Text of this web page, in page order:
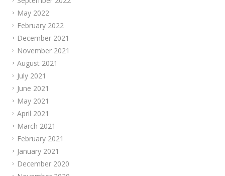
May 2022
February 2022
December 2021
November 2021
August 2021
July 2021
June 2021
May 2021
April 2021
March 2021
February 2021
January 2021
December 2020